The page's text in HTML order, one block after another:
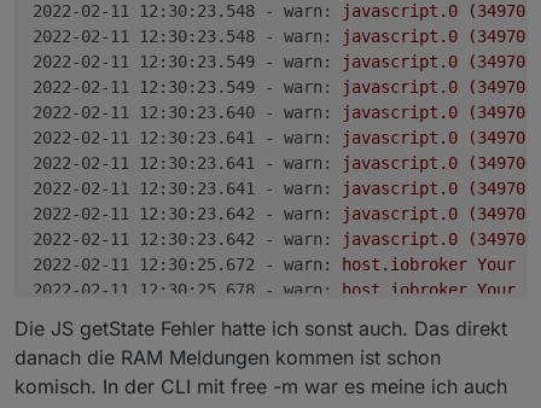
2022-02-11 12:30:23.548 - warn:
javascript.0
2022-02-11 12:30:23.548 - warn:
javascript.0
2022-02-11 12:30:23.549 - warn:
javascript.0
2022-02-11 12:30:23.549 - warn:
javascript.0
2022-02-11 12:30:23.640 - warn:
javascript.0
2022-02-11 12:30:23.641 - warn:
javascript.0
2022-02-11 12:30:23.641 - warn:
javascript.0
2022-02-11 12:30:23.641 - warn:
javascript.0
2022-02-11 12:30:23.642 - warn:
javascript.0
2022-02-11 12:30:23.642 - warn:
javascript.0
2022-02-11 12:30:25.672 - warn:
host.iobroker Your
2022-02-11 12:30:25.678 - warn:
host.iobroker Your
2022-02-11 12:30:26.520 - warn:
host.iobroker Your
2022-02-11 12:30:34.119 - error: text2command.0
2022-02-11 12:30:34.133 - error:
simple-api.0
Die JS getState Fehler hatte ich sonst auch. Das direkt
danach die RAM Meldungen kommen ist schon
komisch. In der CLI mit free -m war es meine ich auch